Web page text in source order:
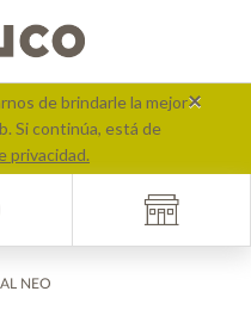
×
de brindarle la mejor
Si continúa, está de
privacidad.
NEO